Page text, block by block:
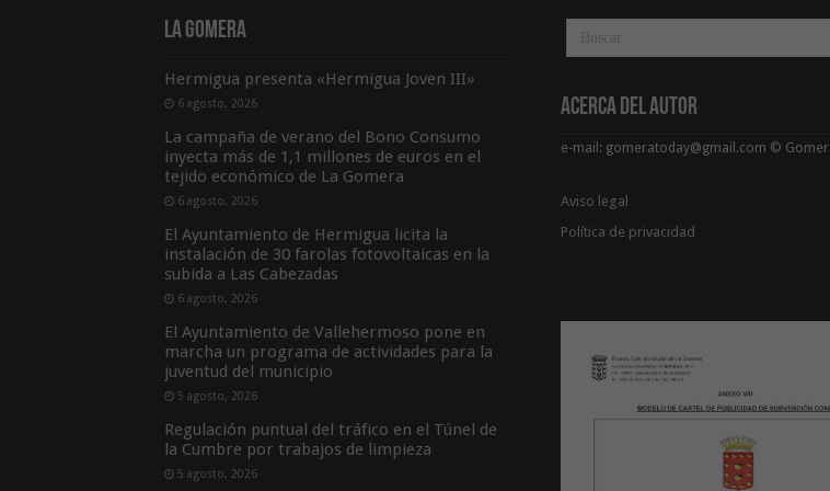
La Gomera
Hermigua presenta «Hermigua Joven III»
6 agosto, 2026
La campaña de verano del Bono Consumo
inyecta más de 1,1 millones de euros en el
tejido económico de La Gomera
6 agosto, 2026
El Ayuntamiento de Hermigua licita la
instalación de 30 farolas fotovoltaicas en la
subida a Las Cabezadas
6 agosto, 2026
El Ayuntamiento de Vallehermoso pone en
marcha un programa de actividades para la
juventud del municipio
5 agosto, 2026
Regulación puntual del tráfico en el Túnel de
la Cumbre por trabajos de limpieza
5 agosto, 2026
Acerca del Autor
e-mail: gomeratoday@gmail.com ©
Aviso legal
Política de privacidad